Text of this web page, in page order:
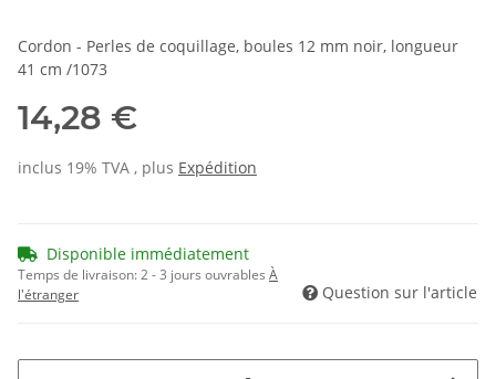
Cordon - Perles de coquillage, boules 12 mm noir, longueur
41 cm /1073
14,28 €
inclus 19% TVA , plus Expédition
Disponible immédiatement
Temps de livraison:2 - 3 jours ouvrables À
l'étranger
Question sur l'article